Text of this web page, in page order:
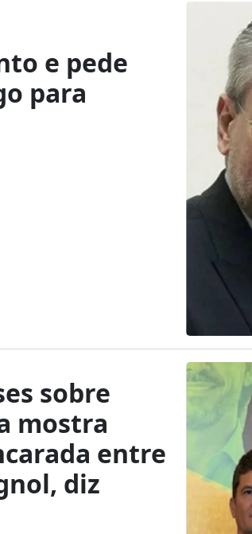
e pede
para
sobre
mostra
entre
diz